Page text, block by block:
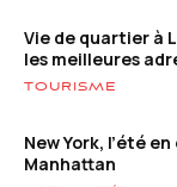
Vie de quartier à
les meilleures
TOURISME
New York, l’été
Manhattan